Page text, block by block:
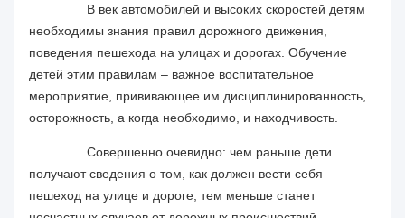
В век автомобилей и высоких скоростей детям
необходимы знания правил дорожного движения,
поведения пешехода на улицах и дорогах. Обучение
детей этим правилам – важное воспитательное
мероприятие, прививающее им дисциплинированность,
осторожность, а когда необходимо, и находчивость.
Совершенно очевидно: чем раньше дети
получают сведения о том, как должен вести себя
пешеход на улице и дороге, тем меньше станет